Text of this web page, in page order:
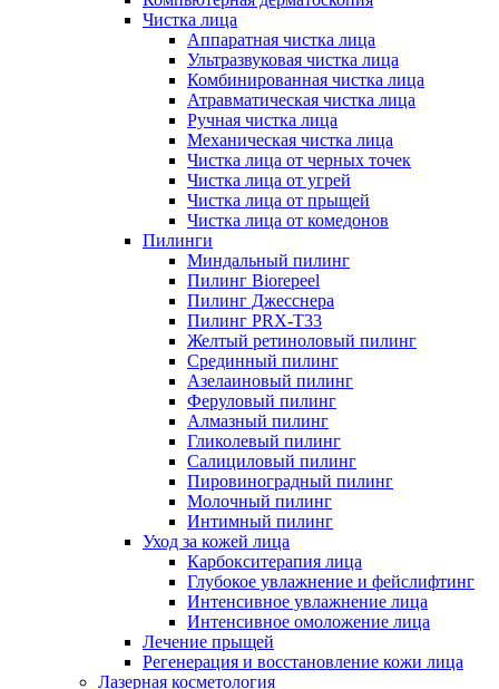
Чистка лица
Аппаратная чистка лица
Ультразвуковая чистка лица
Комбинированная чистка лица
Атравматическая чистка лица
Ручная чистка лица
Механическая чистка лица
Чистка лица от черных точек
Чистка лица от угрей
Чистка лица от прыщей
Чистка лица от комедонов
Пилинги
Миндальный пилинг
Пилинг Biorepeel
Пилинг Джесснера
Пилинг PRX-T33
Желтый ретиноловый пилинг
Срединный пилинг
Азелаиновый пилинг
Феруловый пилинг
Алмазный пилинг
Гликолевый пилинг
Салициловый пилинг
Пировиноградный пилинг
Молочный пилинг
Интимный пилинг
Уход за кожей лица
Карбокситерапия лица
Глубокое увлажнение и фейслифтинг
Интенсивное увлажнение лица
Интенсивное омоложение лица
Лечение прыщей
Регенерация и восстановление кожи лица
Лазерная косметология